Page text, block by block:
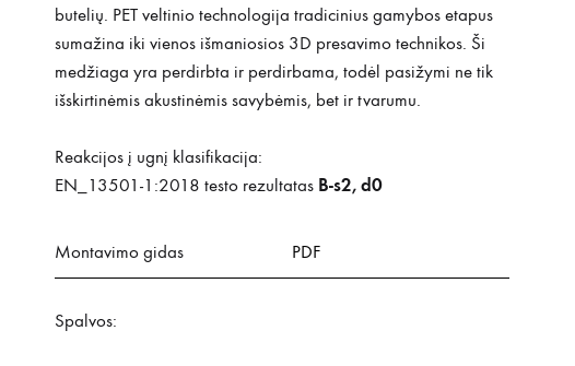
butelių. PET veltinio technologija tradicinius gamybos etapus
sumažina iki vienos išmaniosios 3D presavimo technikos. Ši
medžiaga yra perdirbta ir perdirbama, todėl pasižymi ne tik
išskirtinėmis akustinėmis savybėmis, bet ir tvarumu.
Reakcijos į ugnį klasifikacija:
EN_13501-1:2018 testo rezultatas B-s2, d0
Montavimo gidas PDF
Spalvos: